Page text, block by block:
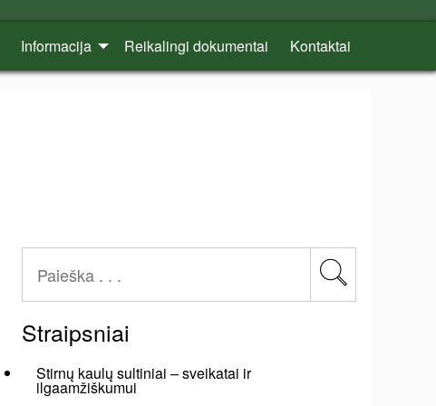
Informacija Reikalingi dokumentai Kontaktai
Straipsniai
Stirnų kaulų sultiniai – sveikatai ir
ilgaamžiškumui